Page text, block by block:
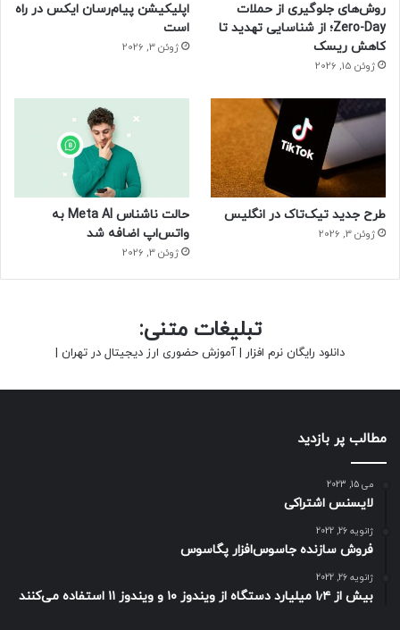
روش‌های جلوگیری از حملات
Zero-Day؛ از شناسایی تهدید تا
کاهش ریسک
ژوئن 15, 2026
اپلیکیشن پیام‌رسان ایکس در راه
است
ژوئن 3, 2026
طرح جدید تیک‌تاک در انگلیس
ژوئن 3, 2026
حالت ناشناس Meta AI به
واتس‌اپ اضافه شد
ژوئن 3, 2026
تبلیغات متنی:
دانلود رایگان نرم افزار | آموزش حضوری ارز دیجیتال در تهران |
مطالب پر بازدید
می 15, 2023
لایسنس اشتراکی
ژانویه 26, 2022
فروش سازنده جاسوس‌افزار پگاسوس
ژانویه 26, 2022
بیش از ۱٫۴ میلیارد دستگاه از ویندوز ۱۰ و ویندوز ۱۱ استفاده می‌کنند